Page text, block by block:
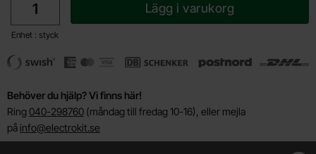
Enhet : styck
Lägg i varukorg
Behöver du hjälp? Vi finns här!
Ring 040-298760 (måndag till fredag 10-16), eller mejla
på info@electrokit.se